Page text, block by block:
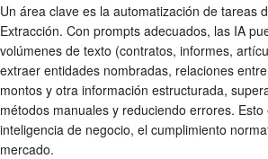
Un área clave es la automatización de tareas
Extracción. Con prompts adecuados, las IA
volúmenes de texto (contratos, informes,
extraer entidades nombradas, relaciones
montos y otra información estructurada,
métodos manuales y reduciendo errores.
inteligencia de negocio, el cumplimiento
mercado.